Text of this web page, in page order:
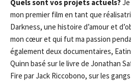
Quels sont vos projets actuels?
mon premier film en tant que
Darkness, une histoire d’amour et
mon cœur et qui fut ma passion
également deux documentaires,
Quinn basé sur le livre de Jonathan
Fire par Jack Riccobono, sur les